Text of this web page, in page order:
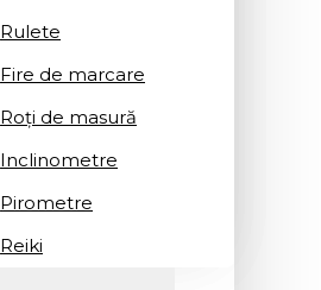
Rulete
Fire de marcare
Roți de masură
Inclinometre
Pirometre
Reiki